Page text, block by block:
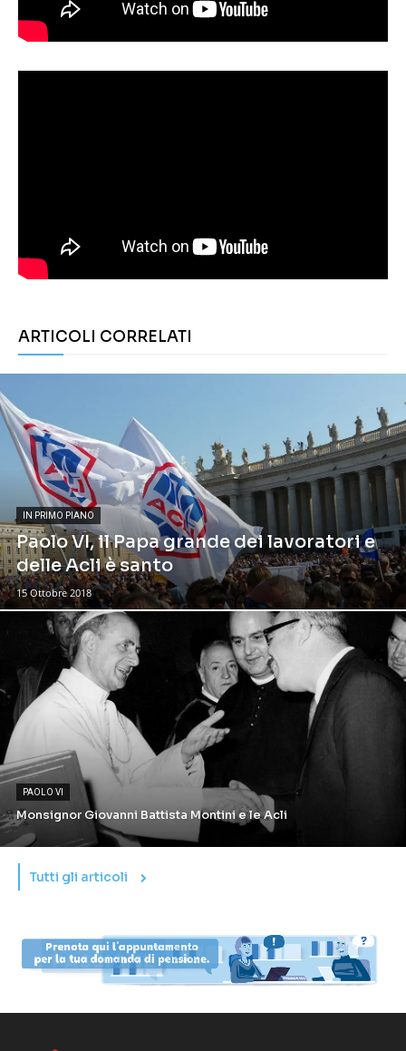
ARTICOLI CORRELATI
IN PRIMO PIANO
Paolo VI, il Papa grande dei lavoratori e
delle Acli è santo
15 Ottobre 2018
PAOLO VI
Monsignor Giovanni Battista Montini e le Acli
Tutti gli articoli